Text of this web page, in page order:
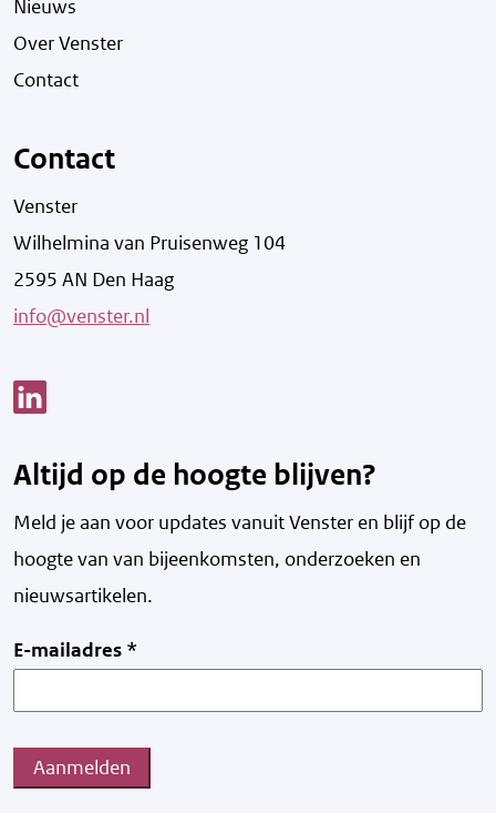
Nieuws
Over Venster
Contact
Contact
Venster
Wilhelmina van Pruisenweg 104
2595 AN Den Haag
info@venster.nl
Altijd op de hoogte blijven?
Meld je aan voor updates vanuit Venster en blijf op de
hoogte van van bijeenkomsten, onderzoeken en
nieuwsartikelen.
E-mailadres *
Aanmelden